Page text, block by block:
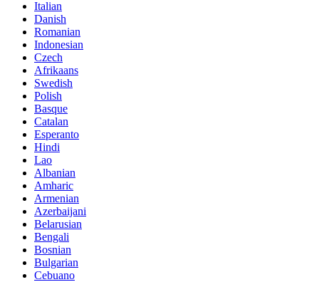
Italian
Danish
Romanian
Indonesian
Czech
Afrikaans
Swedish
Polish
Basque
Catalan
Esperanto
Hindi
Lao
Albanian
Amharic
Armenian
Azerbaijani
Belarusian
Bengali
Bosnian
Bulgarian
Cebuano